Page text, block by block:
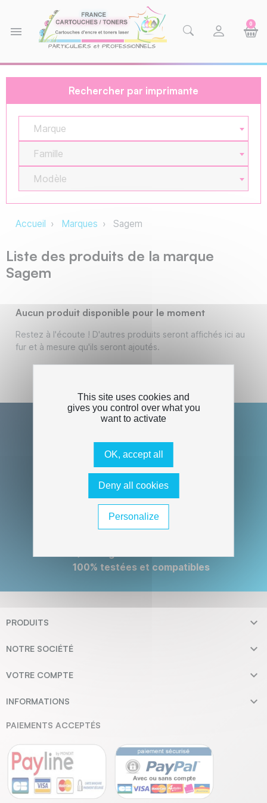
menu
0
Rechercher par imprimante
Marque
Famille
Modèle
Accueil Marques Sagem
Liste des produits de la marque
Sagem
Aucun produit disponible pour le moment
Restez à l'écoute ! D'autres produits seront affichés ici au
fur et à mesure qu'ils seront ajoutés.
remplissage maximum !
Service client 07 86 00 58 07 du
Lundi au Vendredi de 10H à 18H
Livraison en 24/48H, gratuite à
100% testées et compatibles
PRODUITS 
NOTRE SOCIÉTÉ 
VOTRE COMPTE 
INFORMATIONS 
PAIEMENTS ACCEPTÉS
This site uses cookies and
gives you control over what you
want to activate
OK, accept all
Deny all cookies
Personalize